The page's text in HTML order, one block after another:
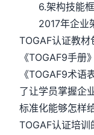
6.架构技能
2017年企业架
TOGAF认证教材
《TOGAF9手册
《TOGAF9术语
了让学员掌握企
标准化能够怎样
TOGAF认证培